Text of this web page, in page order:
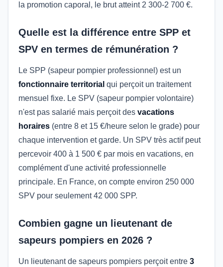
la promotion caporal, le brut atteint 2 300-2 700 €.
Quelle est la différence entre SPP et
SPV en termes de rémunération ?
Le SPP (sapeur pompier professionnel) est un
fonctionnaire territorial qui perçoit un traitement
mensuel fixe. Le SPV (sapeur pompier volontaire)
n'est pas salarié mais perçoit des vacations
horaires (entre 8 et 15 €/heure selon le grade) pour
chaque intervention et garde. Un SPV très actif peut
percevoir 400 à 1 500 € par mois en vacations, en
complément d'une activité professionnelle
principale. En France, on compte environ 250 000
SPV pour seulement 42 000 SPP.
Combien gagne un lieutenant de
sapeurs pompiers en 2026 ?
Un lieutenant de sapeurs pompiers perçoit entre 3